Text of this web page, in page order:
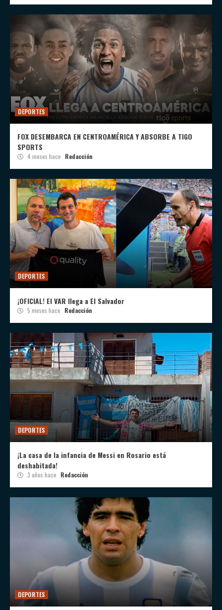
DEPORTES
FOX DESEMBARCA EN CENTROAMÉRICA Y ABSORBE A TIGO
SPORTS
4 meses hace Redacción
DEPORTES
¡OFICIAL! El VAR llega a El Salvador
5 meses hace Redacción
DEPORTES
¡La casa de la infancia de Messi en Rosario está
deshabitada!
3 años hace Redacción
DEPORTES